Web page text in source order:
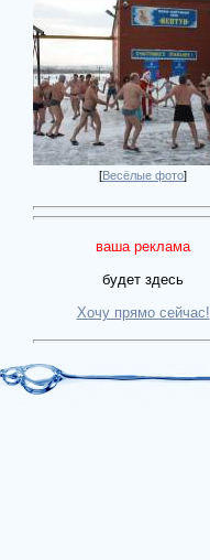
[Весёлые фото]
ваша реклама
будет здесь
Хочу прямо сейчас!